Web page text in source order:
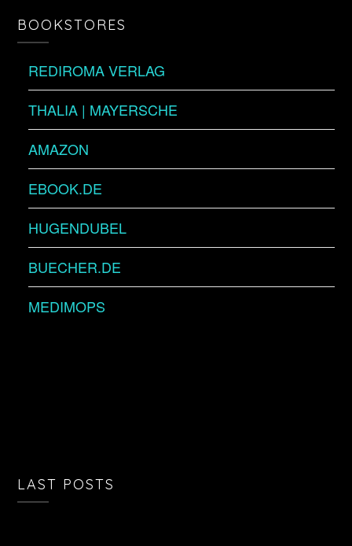
BOOKSTORES
REDIROMA VERLAG
THALIA | MAYERSCHE
AMAZON
EBOOK.DE
HUGENDUBEL
BUECHER.DE
MEDIMOPS
LAST POSTS